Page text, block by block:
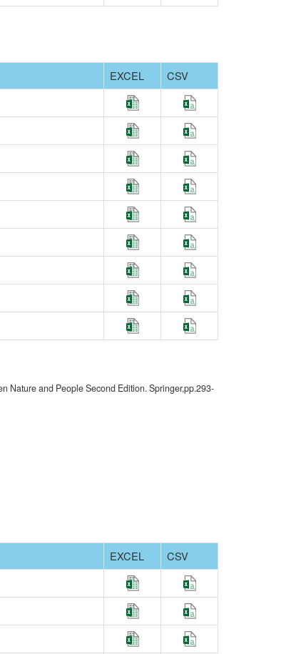
EXCEL
CSV
Nature and People Second Edition. Springer,pp.293-
EXCEL
CSV